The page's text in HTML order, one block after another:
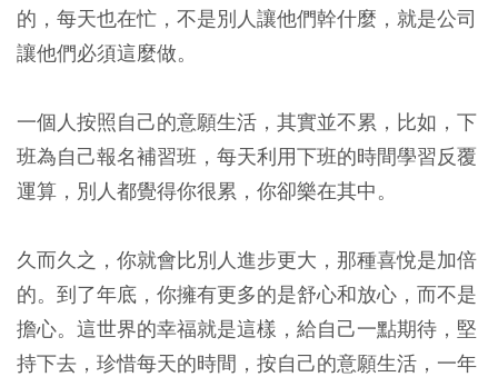
的，每天也在忙，不是別人讓他們幹什麼，就是公司
讓他們必須這麼做。
一個人按照自己的意願生活，其實並不累，比如，下
班為自己報名補習班，每天利用下班的時間學習反覆
運算，別人都覺得你很累，你卻樂在其中。
久而久之，你就會比別人進步更大，那種喜悅是加倍
的。到了年底，你擁有更多的是舒心和放心，而不是
擔心。這世界的幸福就是這樣，給自己一點期待，堅
持下去，珍惜每天的時間，按自己的意願生活，一年